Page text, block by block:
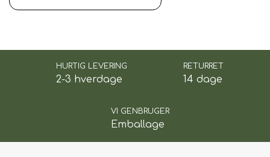
HURTIG LEVERING
2-3 hverdage
RETURRET
14 dage
VI GENBRUGER
Emballage